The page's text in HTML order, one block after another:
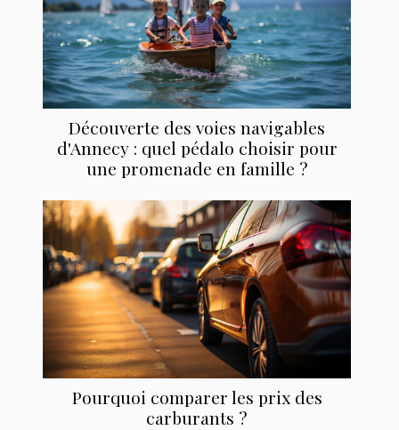
Découverte des voies navigables
d'Annecy : quel pédalo choisir pour
une promenade en famille ?
Pourquoi comparer les prix des
carburants ?